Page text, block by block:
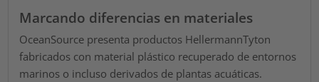
Marcando diferencias en materiales
OceanSource presenta productos HellermannTyton
fabricados con material plástico recuperado de entornos
marinos o incluso derivados de plantas acuáticas.